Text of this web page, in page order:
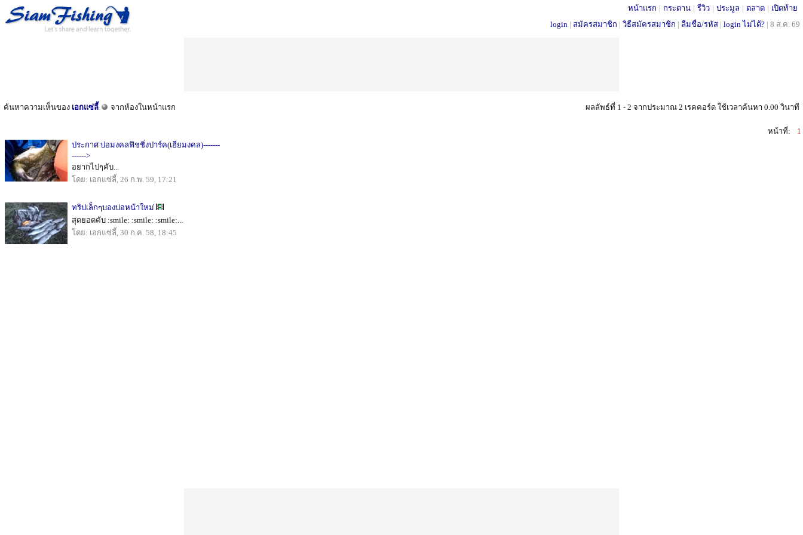
หน้าแรก | กระดาน | รีวิว | ประมูล | ตลาด | เปิดท้าย
login | สมัครสมาชิก | วิธีสมัครสมาชิก | ลืมชื่อ/รหัส | login ไม่ได้? | 8 ส.ค. 69
ค้นหาความเห็นของ เอกแซ่ลี้ จากห้องในหน้าแรก ผลลัพธ์ที่ 1 - 2 จากประมาณ 2 เรคคอร์ด ใช้เวลาค้นหา 0.00 วินาที
หน้าที่:
1
ประกาศ บ่อมงคลฟิชชิ่งปาร์ค(เฮียมงคล)-------
------>
อยากไปๆคับ...
โดย: เอกแซ่ลี้, 26 ก.พ. 59, 17:21
ทริปเล็กๆบองบ่อหน้าใหม่
สุดยอดคับ :smile: :smile: :smile:...
โดย: เอกแซ่ลี้, 30 ก.ค. 58, 18:45